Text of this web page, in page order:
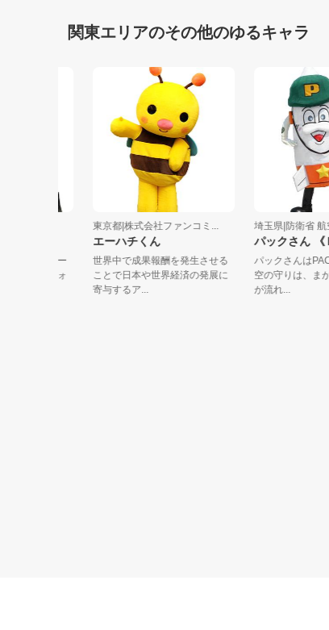
関東エリアのその他のゆるキャラ
東京都|株式会社ファンコミ...
エーハチくん
世界中で成果報酬を発生させる
ことで日本や世界経済の発展に
寄与するア...
埼玉県|防衛省 航空
パックさん 《Ｐ
パックさんはPAC-
空の守りは、まか
が流れ...